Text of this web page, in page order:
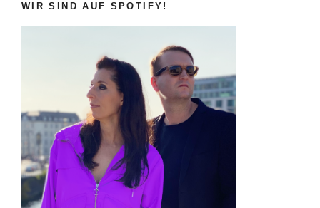
WIR SIND AUF SPOTIFY!